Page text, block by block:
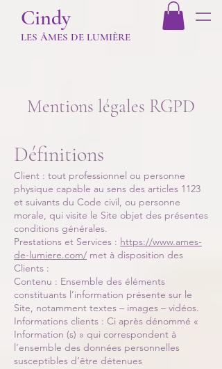
Cindy
LES ÂMES DE LUMIÈRE
Mentions légales RGPD
Définitions
Client : tout professionnel ou personne
physique capable au sens des articles 1123
et suivants du Code civil, ou personne
morale, qui visite le Site objet des présentes
conditions générales.
Prestations et Services : https://www.ames-
de-lumiere.com/ met à disposition des
Clients :
Contenu : Ensemble des éléments
constituants l’information présente sur le
Site, notamment textes – images – vidéos.
Informations clients : Ci après dénommé «
Information (s) » qui correspondent à
l’ensemble des données personnelles
susceptibles d’être détenues